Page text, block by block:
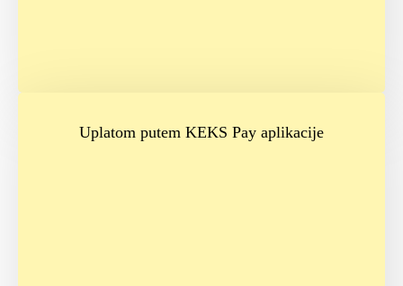
Uplatom putem KEKS Pay aplikacije